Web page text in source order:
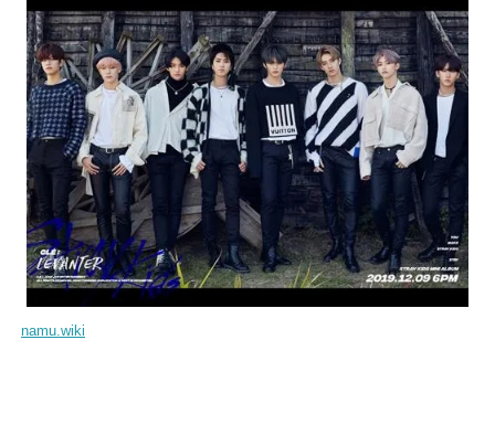
namu.wiki